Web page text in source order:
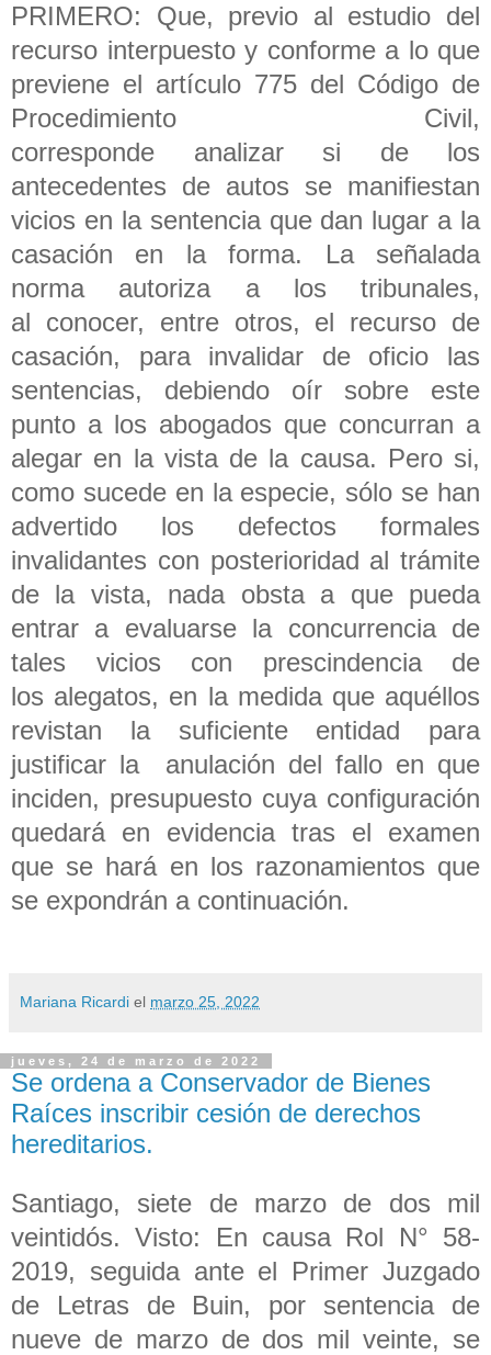
PRIMERO: Que, previo al estudio del
recurso interpuesto y conforme a lo que
previene el artículo 775 del Código de
Procedimiento Civil,
corresponde analizar si de los
antecedentes de autos se manifiestan
vicios en la sentencia que dan lugar a la
casación en la forma. La señalada
norma autoriza a los tribunales,
al conocer, entre otros, el recurso de
casación, para invalidar de oficio las
sentencias, debiendo oír sobre este
punto a los abogados que concurran a
alegar en la vista de la causa. Pero si,
como sucede en la especie, sólo se han
advertido los defectos formales
invalidantes con posterioridad al trámite
de la vista, nada obsta a que pueda
entrar a evaluarse la concurrencia de
tales vicios con prescindencia de
los alegatos, en la medida que aquéllos
revistan la suficiente entidad para
justificar la anulación del fallo en que
inciden, presupuesto cuya configuración
quedará en evidencia tras el examen
que se hará en los razonamientos que
se expondrán a continuación.
Mariana Ricardi el marzo 25, 2022
jueves, 24 de marzo de 2022
Se ordena a Conservador de Bienes
Raíces inscribir cesión de derechos
hereditarios.
Santiago, siete de marzo de dos mil
veintidós. Visto: En causa Rol N° 58-
2019, seguida ante el Primer Juzgado
de Letras de Buin, por sentencia de
nueve de marzo de dos mil veinte, se